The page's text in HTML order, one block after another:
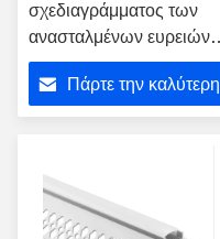
σχεδιαγράμματος των
ανασταλμένων ευρειών
οδηγήσεων αδιάβροχο
ελαφρύ κανάλι λουρίδων
Πάρτε την καλύτερη